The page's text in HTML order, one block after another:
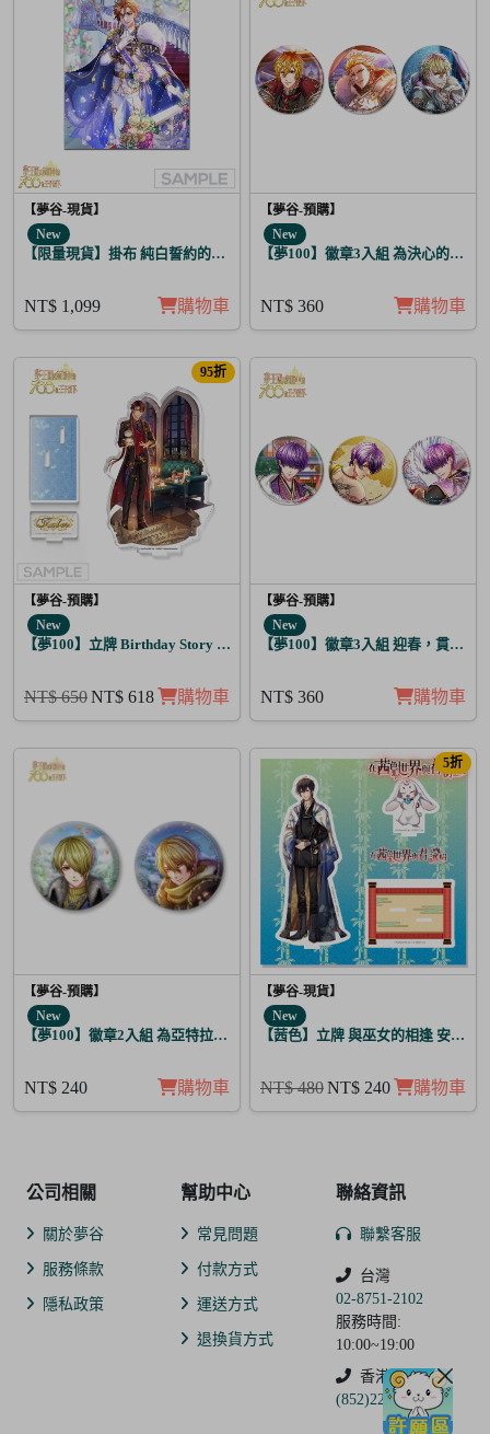
【夢谷-現貨】
New
【限量現貨】掛布 純白誓約的花之婚禮 布里特芬
NT$ 1,099 購物車
【夢谷-預購】
New
【夢100】徽章3入組 為決心的落幕
NT$ 360 購物車
95折
【夢谷-預購】
New
【夢100】立牌 Birthday Story 路貝爾 月覺
NT$ 650NT$ 618 購物車
【夢谷-預購】
New
【夢100】徽章3入組 迎春，貫徹仁
NT$ 360 購物車
【夢谷-預購】
New
【夢100】徽章2入組 為亞特拉斯的聖夜點燃夢之火 希里爾
NT$ 240 購物車
5折
【夢谷-現貨】
New
【茜色】立牌 與巫女的相逢 安倍晴
NT$ 480NT$ 240 購物車
公司相關
關於夢谷
服務條款
隱私政策
幫助中心
常見問題
付款方式
運送方式
退換貨方式
聯絡資訊
聯繫客服
台灣
02-8751-2102
服務時間:
10:00~19:00
香港
(852)2250-9311